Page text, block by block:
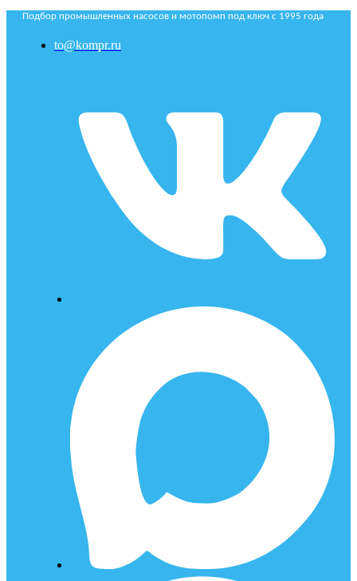
Подбор промышленных насосов и мотопомп под ключ с 1995 года
to@kompr.ru